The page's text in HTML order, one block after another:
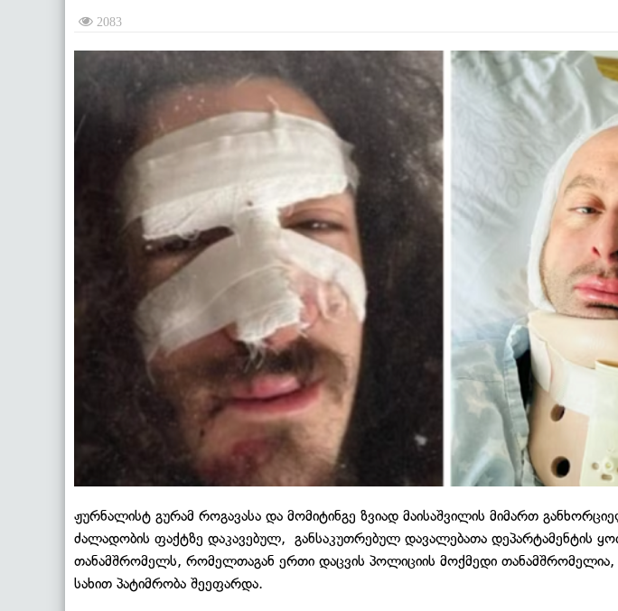
2083
ჟურნალისტ გურამ როგავასა და მომიტინგე ზვიად მაისაშვილის მიმართ
ძალადობის ფაქტზე დაკავებულ, განსაკუთრებულ დავალებათა დეპარტამენტის
თანამშრომელს, რომელთაგან ერთი დაცვის პოლიციის მოქმედი თანამშრომელია,
სახით პატიმრობა შეეფარდა.